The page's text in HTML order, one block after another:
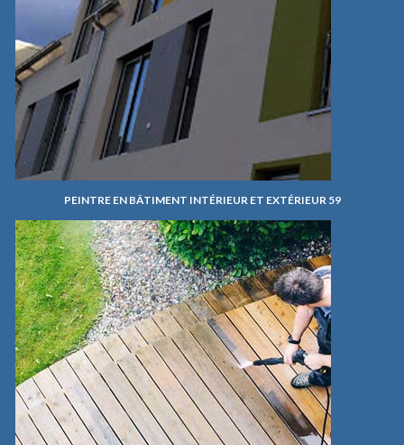
PEINTRE EN BÂTIMENT INTÉRIEUR ET EXTÉRIEUR 59